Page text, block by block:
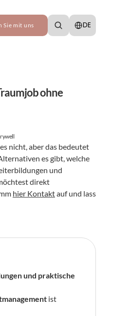
Sie mit uns
Select Language
DE
ohne
nicht, aber das bedeutet
es gibt, welche
und
direkt
hier Kontakt auf und lass
und praktische
ist